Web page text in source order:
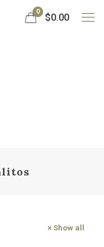
0
$0.00
Show all